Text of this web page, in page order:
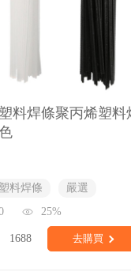
料焊條聚丙烯塑料
塑料焊條
嚴選
25%
1688 去購買